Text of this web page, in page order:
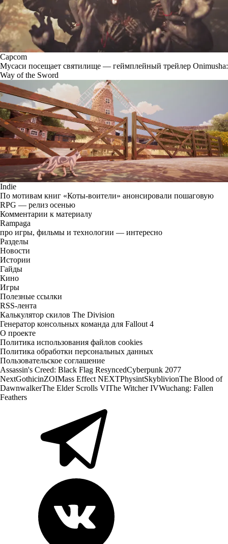
Capcom
Мусаси посещает святилище — геймплейный трейлер Onimusha:
Way of the Sword
Indie
По мотивам книг «Коты-воители» анонсировали пошаговую
RPG — релиз осенью
Комментарии к материалу
Rampaga
про игры, фильмы и технологии — интересно
Разделы
Новости
Истории
Гайды
Кино
Игры
Полезные ссылки
RSS-лента
Калькулятор скилов The Division
Генератор консольных команда для Fallout 4
О проекте
Политика использования файлов cookies
Политика обработки персональных данных
Пользовательское соглашение
Assassin's Creed: Black Flag ResyncedCyberpunk 2077
NextGothicinZOIMass Effect NEXTPhysintSkyblivionThe Blood of
DawnwalkerThe Elder Scrolls VIThe Witcher IVWuchang: Fallen
Feathers